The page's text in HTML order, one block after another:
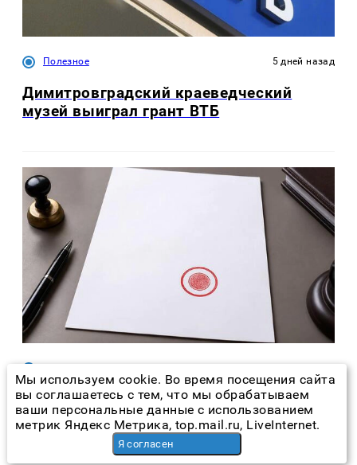
Полезное 5 дней назад
Димитровградский краеведческий
музей выиграл грант ВТБ
Лидером антирейтинга нарушителей
ПДД в Татарстане стала «Лаборатория
РТХ»
Мы используем cookie. Во время посещения сайта
вы соглашаетесь с тем, что мы обрабатываем
ваши персональные данные с использованием
метрик Яндекс Метрика, top.mail.ru, LiveInternet.
Я согласен